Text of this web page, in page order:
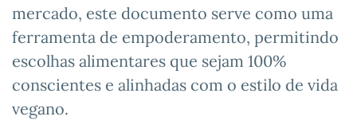
mercado, este documento serve como uma
ferramenta de empoderamento, permitindo
escolhas alimentares que sejam 100%
conscientes e alinhadas com o estilo de vida
vegano.